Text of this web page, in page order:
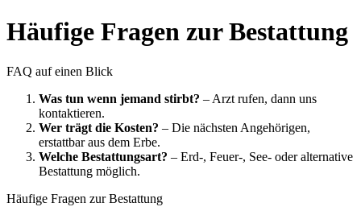
Häufige Fragen zur Bestattung
FAQ auf einen Blick
Was tun wenn jemand stirbt? – Arzt rufen, dann uns
kontaktieren.
Wer trägt die Kosten? – Die nächsten Angehörigen,
erstattbar aus dem Erbe.
Welche Bestattungsart? – Erd-, Feuer-, See- oder alternative
Bestattung möglich.
Häufige Fragen zur Bestattung